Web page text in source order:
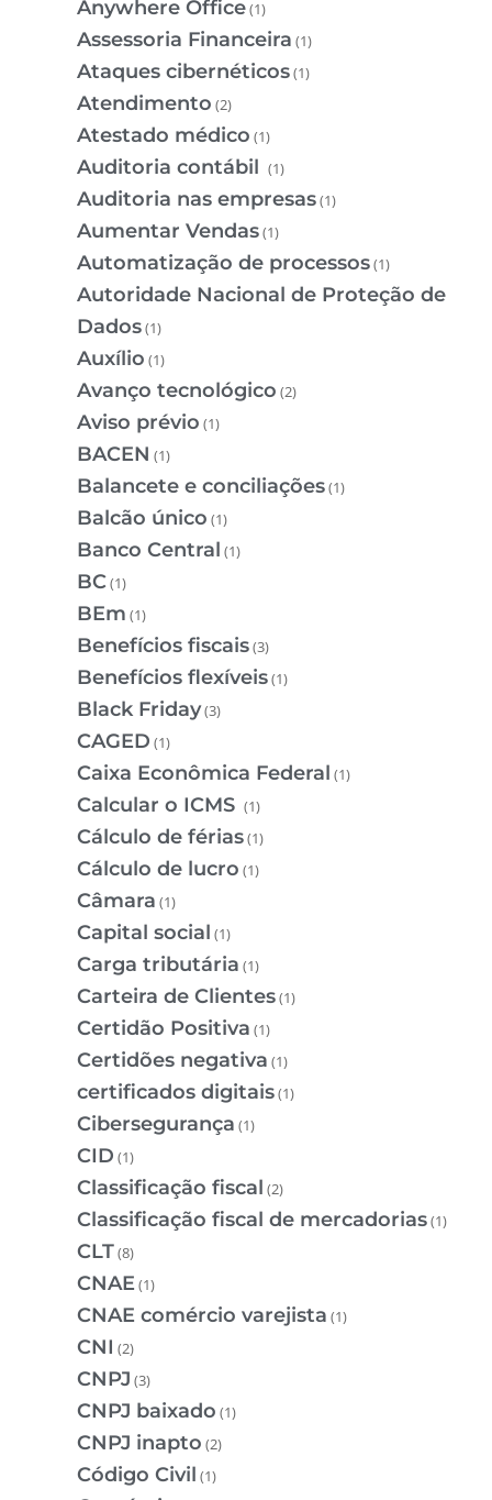
Anywhere Office(1)
Assessoria Financeira (1)
Ataques cibernéticos(1)
Atendimento (2)
Atestado médico (1)
Auditoria contábil (1)
Auditoria nas empresas(1)
Aumentar Vendas(1)
Automatização de processos(1)
Autoridade Nacional de Proteção de
Dados(1)
Auxílio (1)
Avanço tecnológico (2)
Aviso prévio (1)
BACEN (1)
Balancete e conciliações(1)
Balcão único (1)
Banco Central (1)
BC(1)
BEm (1)
Benefícios fiscais(3)
Benefícios flexíveis(1)
Black Friday(3)
CAGED (1)
Caixa Econômica Federal (1)
Calcular o ICMS (1)
Cálculo de férias(1)
Cálculo de lucro (1)
Câmara (1)
Capital social (1)
Carga tributária (1)
Carteira de Clientes(1)
Certidão Positiva (1)
Certidões negativa (1)
certificados digitais(1)
Cibersegurança (1)
CID (1)
Classificação fiscal (2)
Classificação fiscal de mercadorias(1)
CLT(8)
CNAE(1)
CNAE comércio varejista (1)
CNI (2)
CNPJ (3)
CNPJ baixado (1)
CNPJ inapto (2)
Código Civil (1)